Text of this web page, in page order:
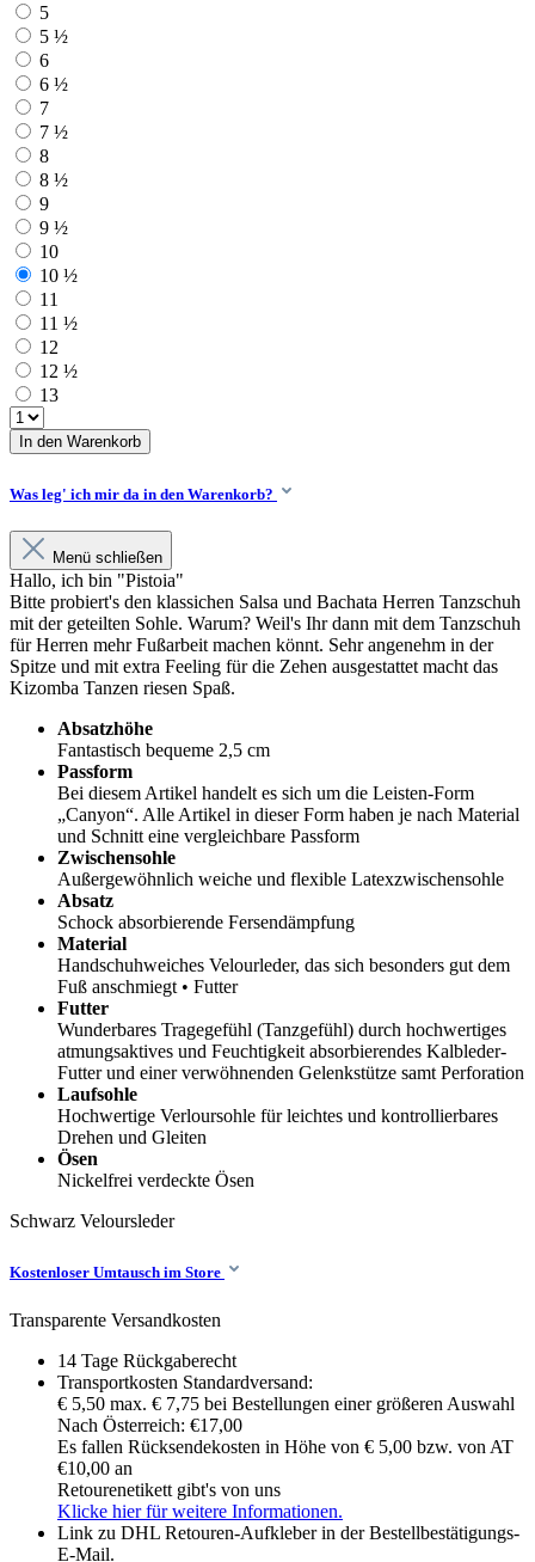
5
5 ½
6
6 ½
7
7 ½
8
8 ½
9
9 ½
10
10 ½
11
11 ½
12
12 ½
13
In den Warenkorb
Was leg' ich mir da in den Warenkorb?
Menü schließen
Hallo, ich bin "Pistoia"
Bitte probiert's den klassichen Salsa und Bachata Herren Tanzschuh
mit der geteilten Sohle. Warum? Weil's Ihr dann mit dem Tanzschuh
für Herren mehr Fußarbeit machen könnt. Sehr angenehm in der
Spitze und mit extra Feeling für die Zehen ausgestattet macht das
Kizomba Tanzen riesen Spaß.
Absatzhöhe
Fantastisch bequeme 2,5 cm
Passform
Bei diesem Artikel handelt es sich um die Leisten-Form
„Canyon“. Alle Artikel in dieser Form haben je nach Material
und Schnitt eine vergleichbare Passform
Zwischensohle
Außergewöhnlich weiche und flexible Latexzwischensohle
Absatz
Schock absorbierende Fersendämpfung
Material
Handschuhweiches Velourleder, das sich besonders gut dem
Fuß anschmiegt • Futter
Futter
Wunderbares Tragegefühl (Tanzgefühl) durch hochwertiges
atmungsaktives und Feuchtigkeit absorbierendes Kalbleder-
Futter und einer verwöhnenden Gelenkstütze samt Perforation
Laufsohle
Hochwertige Verloursohle für leichtes und kontrollierbares
Drehen und Gleiten
Ösen
Nickelfrei verdeckte Ösen
Schwarz Veloursleder
Kostenloser Umtausch im Store
Transparente Versandkosten
14 Tage Rückgaberecht
Transportkosten Standardversand:
€ 5,50 max. € 7,75 bei Bestellungen einer größeren Auswahl
Nach Österreich: €17,00
Es fallen Rücksendekosten in Höhe von € 5,00 bzw. von AT
€10,00 an
Retourenetikett gibt's von uns
Klicke hier für weitere Informationen.
Link zu DHL Retouren-Aufkleber in der Bestellbestätigungs-
E-Mail.